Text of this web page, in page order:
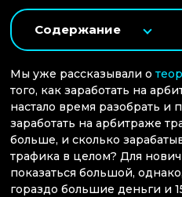
Содержание
Мы уже рассказывали о
того, как заработать на
настало время разобрать и
заработать на арбитраже
больше, и сколько
трафика в целом? Для
показаться большой,
гораздо большие деньги и